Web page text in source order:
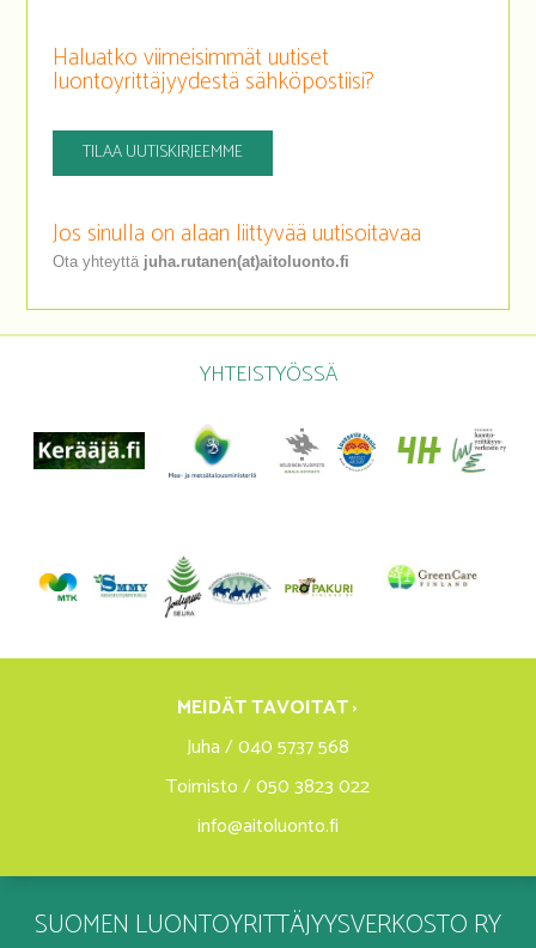
Haluatko viimeisimmät uutiset
luontoyrittäjyydestä sähköpostiisi?
TILAA UUTISKIRJEEMME
Jos sinulla on alaan liittyvää uutisoitavaa
Ota yhteyttä juha.rutanen(at)aitoluonto.fi
YHTEISTYÖSSÄ
MEIDÄT TAVOITAT ›
Juha / 040 5737 568
Toimisto / 050 3823 022
info@aitoluonto.fi
SUOMEN LUONTOYRITTÄJYYSVERKOSTO RY